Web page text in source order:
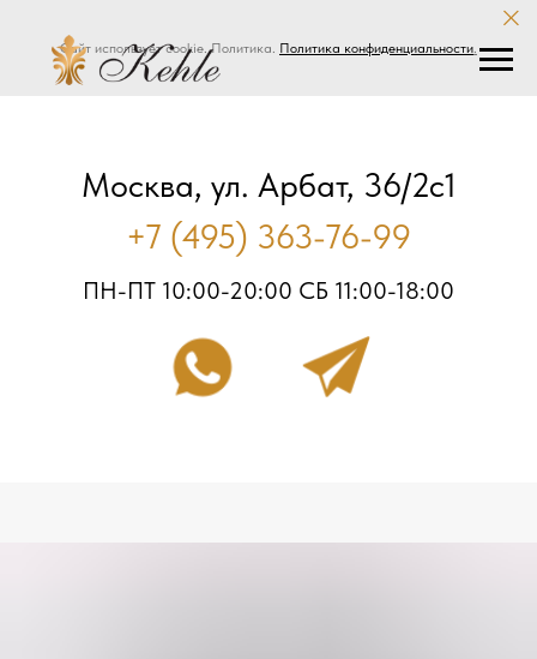
Сайт использует cookie. Политика. Политика конфиденциальности.
+7 (495) 363-76-99
ПН-ПТ 10:00-20:00 СБ 11:00-18:00